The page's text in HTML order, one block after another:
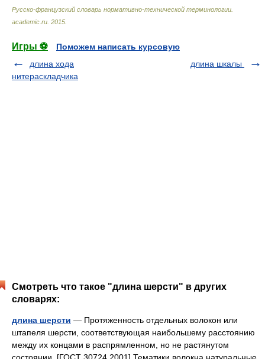
Русско-французский словарь нормативно-технической терминологии
academic.ru 2015
Игры ⚽
Поможем написать курсовую
длина хода
нитераскладчика
длина шкалы
Смотреть что такое "длина шерсти" в других
словарях:
длина шерсти — Протяженность отдельных волокон или
штапеля шерсти, соответствующая наибольшему расстоянию
между их концами в распрямленном, но не растянутом